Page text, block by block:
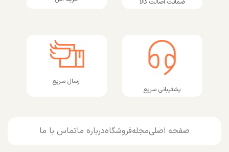
پشتیبانی سریع
ارسال سریع
صفحه اصلیمجلهفروشگاهدرباره ماتماس با ما